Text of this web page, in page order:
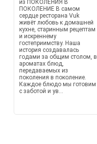
из ПОКОЛЕНИЯ В
ПОКОЛЕНИЕ В самом
сердце ресторана Vuk
живёт любовь к домашней
кухне, старинным рецептам
и искреннему
гостеприимству. Наша
история создавалась
годами за общим столом, в
ароматах блюд,
передаваемых из
поколения в поколение.
Каждое блюдо мы готовим
с заботой и ув...